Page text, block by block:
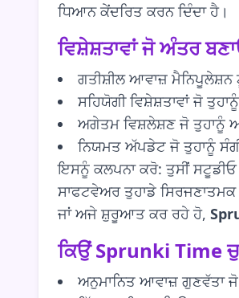
ਧਿਆਨ ਕੇਂਦਰਿਤ ਕਰਨ ਦਿੰਦਾ ਹੈ।
ਵਿਸ਼ੇਸ਼ਤਾਵਾਂ ਜੋ ਅੰਤਰ
ਗਤੀਸ਼ੀਲ ਆਵਾਜ਼
ਸਹਿਯੋਗੀ ਵਿਸ਼ੇਸ਼ਤਾਵਾਂ ਜੋ
ਅਗੇਤਮ ਵਿਸ਼ਲੇਸ਼ਣ ਜੋ ਤੁਹਾਨੂੰ
ਨਿਯਮਤ ਅੱਪਡੇਟ ਜੋ ਤੁਹਾਨੂੰ
ਇਸਨੂੰ ਕਲਪਨਾ ਕਰੋ: ਤੁਸੀਂ ਸਟੂਡੀਓ
ਸਾਫਟਵੇਅਰ ਤੁਹਾਡੇ
ਜਾਂ ਅਜੇ ਸ਼ੁਰੂਆਤ ਕਰ ਰਹੇ ਹੋ,
ਕਿਉਂSprunki Time
ਅਨੁਮਾਨਿਤ ਆਵਾਜ਼ ਗੁਣਵੱਤਾ